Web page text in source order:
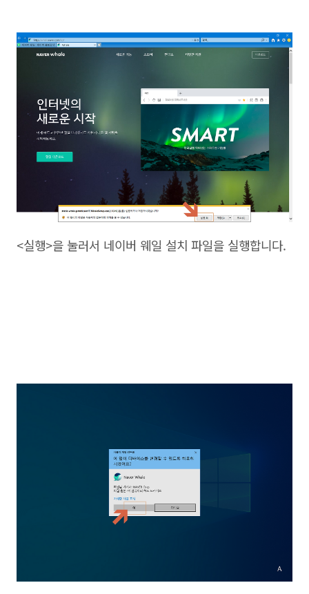
<실행>을 눌러서 네이버 웨일 설치 파일을 실행합니다.